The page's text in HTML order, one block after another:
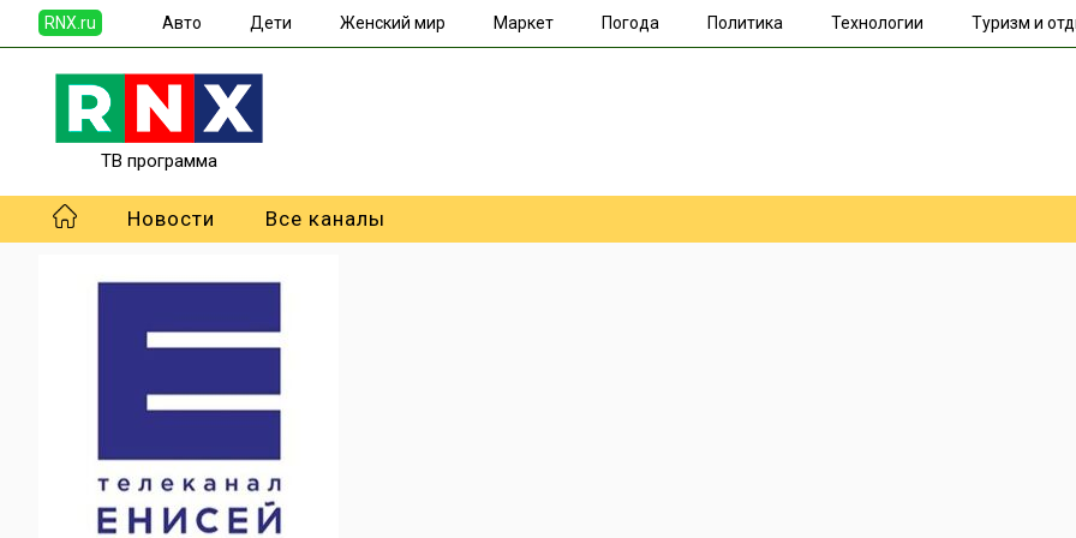
RNX.ru Авто Дети Женский мир Маркет Погода Политика Технологии Туризм и
ТВ программа
Новости Все каналы